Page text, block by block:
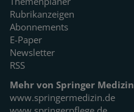
Rubrikanzeigen
Abonnements
E-Paper
Newsletter
RSS
Mehr von Springer Medizin
www.springermedizin.de